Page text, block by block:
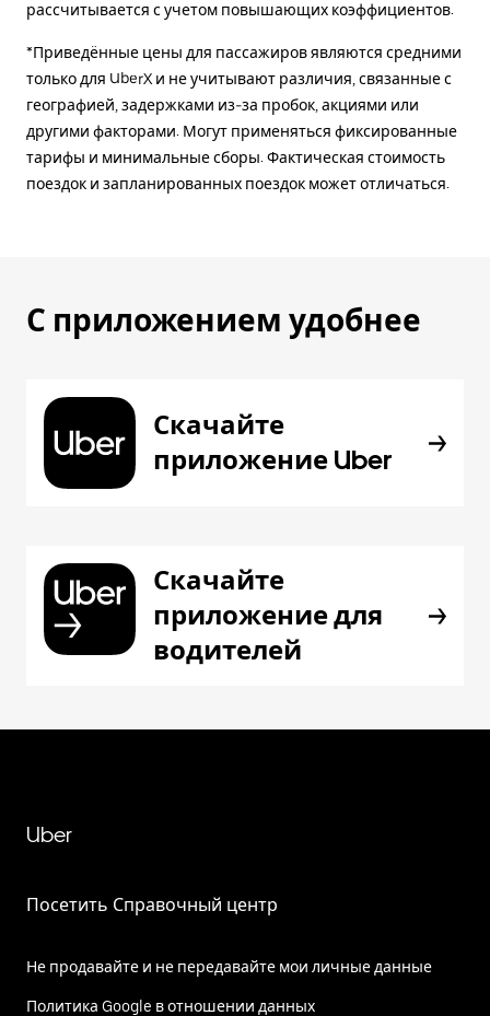
рассчитывается с учетом повышающих коэффициентов.
*Приведённые цены для пассажиров являются средними
только для UberX и не учитывают различия, связанные с
географией, задержками из-за пробок, акциями или
другими факторами. Могут применяться фиксированные
тарифы и минимальные сборы. Фактическая стоимость
поездок и запланированных поездок может отличаться.
С приложением удобнее
Скачайте
приложение Uber
Скачайте
приложение для
водителей
Uber
Посетить Справочный центр
Не продавайте и не передавайте мои личные данные
Политика Google в отношении данных